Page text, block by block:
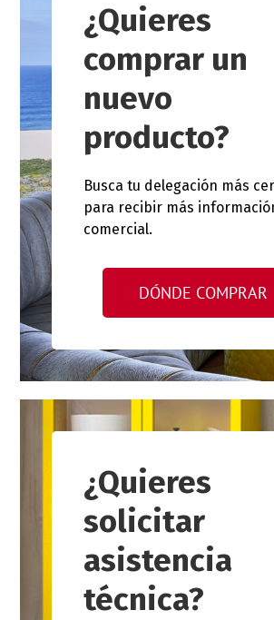
¿Quieres
comprar un
nuevo
producto?
Busca tu delegación más
para recibir más
comercial.
DÓNDE COMPRAR
¿Quieres
solicitar
asistencia
técnica?